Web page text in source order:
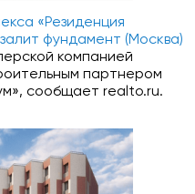
«Резиденция
фундамент (Москва)
компанией
партнером
сообщает realto.ru.